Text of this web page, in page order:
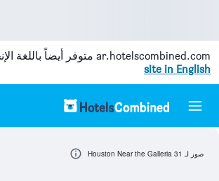
ar.hotelscombined.com متوفر أيضاً باللغة
site in English
صور لـ 31 Houston Near the Galleria